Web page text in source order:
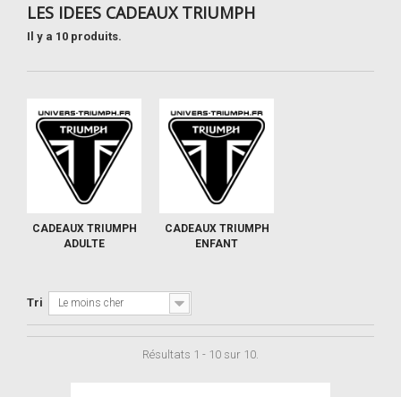
LES IDEES CADEAUX TRIUMPH
Il y a 10 produits.
CADEAUX TRIUMPH
ADULTE
CADEAUX TRIUMPH
ENFANT
Tri Le moins cher
Résultats 1 - 10 sur 10.